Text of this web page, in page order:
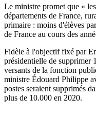
Le ministre promet que «
départements de France,
primaire : moins d'élèves
de France au cours des
Fidèle à l'objectif fixé par
présidentielle de supprimer
versants de la fonction
ministre Édouard Philippe
postes seraient supprimés
plus de 10.000 en 2020.